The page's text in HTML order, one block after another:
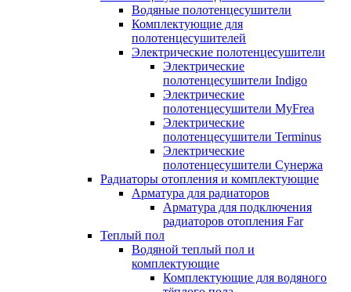
Водяные полотенцесушители
Комплектующие для
полотенцесушителей
Электрические полотенцесушители
Электрические
полотенцесушители Indigo
Электрические
полотенцесушители MyFrea
Электрические
полотенцесушители Terminus
Электрические
полотенцесушители Сунержа
Радиаторы отопления и комплектующие
Арматура для радиаторов
Арматура для подключения
радиаторов отопления Far
Теплый пол
Водяной теплый пол и
комплектующие
Комплектующие для водяного